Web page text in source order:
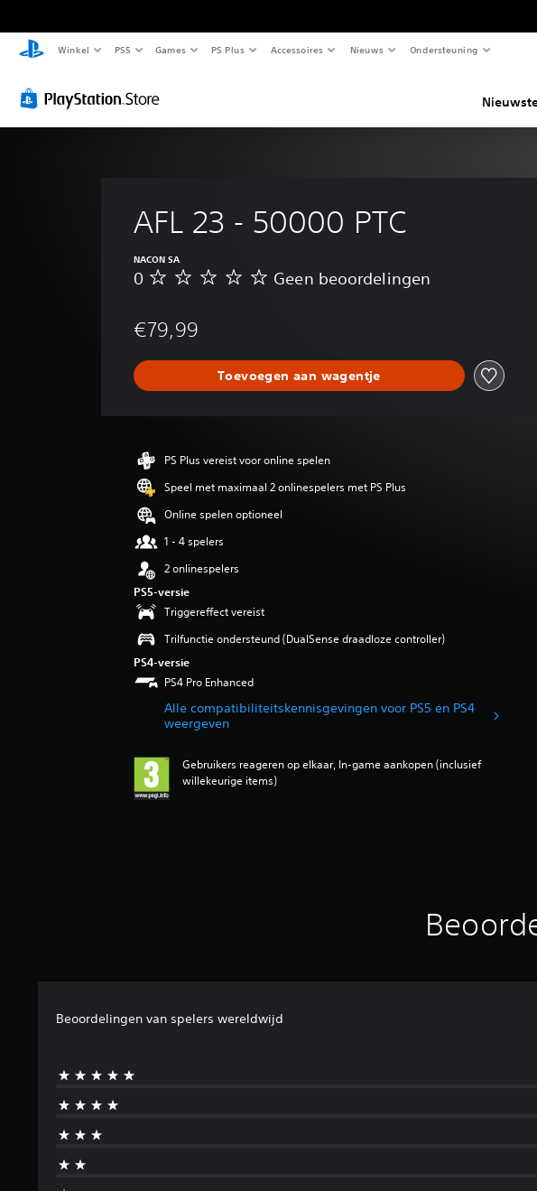
Winkel PS5 Games PS Plus Accessoires Nieuws Ondersteuning
AFL 23 - 50000 PTC
NACON SA
G
n
e
o
r
g
e
n
0 Geen beoordelingen
€79,99
Toevoegen aan wagentje
PS Plus vereist voor online spelen
Speel met maximaal 2 onlinespelers met PS Plus
Online spelen optioneel
1 - 4 spelers
2 onlinespelers
PS5-versie
Triggereffect vereist
Trilfunctie ondersteund (DualSense draadloze controller)
PS4-versie
PS4 Pro Enhanced
Alle compatibiliteitskennisgevingen voor PS5 en PS4
weergeven
Gebruikers reageren op elkaar, In-game aankopen (inclusief
willekeurige items)
Beoordelingen van spelers wereldwijd